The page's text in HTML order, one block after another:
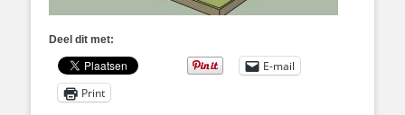
Deel dit met:
E-mail
Print